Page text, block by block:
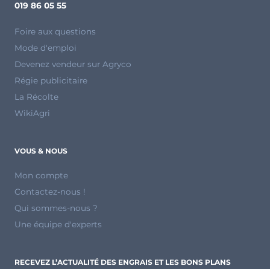
019 86 05 55
Foire aux questions
Mode d'emploi
Devenez vendeur sur Agryco
Régie publicitaire
La Récolte
WikiAgri
VOUS & NOUS
Mon compte
Contactez-nous !
Qui sommes-nous ?
Une équipe d'experts
RECEVEZ L’ACTUALITÉ DES ENGRAIS ET LES BONS PLANS